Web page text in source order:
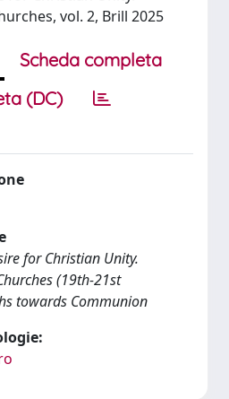
vol. 2, Brill 2025
Scheda completa
(DC)
for Christian Unity.
(19th-21st
towards Communion